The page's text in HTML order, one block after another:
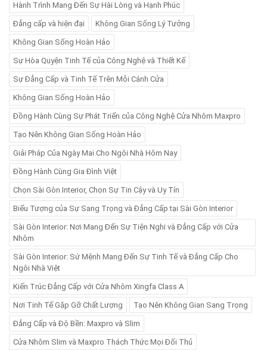
Hành Trình Mang Đến Sự Hài Lòng và Hạnh Phúc
Đẳng cấp và hiện đại Không Gian Sống Lý Tưởng
Không Gian Sống Hoàn Hảo
Sự Hòa Quyện Tinh Tế của Công Nghệ và Thiết Kế
Sự Đẳng Cấp và Tinh Tế Trên Mỗi Cánh Cửa
Không Gian Sống Hoàn Hảo
Đồng Hành Cùng Sự Phát Triển của Công Nghệ Cửa Nhôm Maxpro
Tạo Nên Không Gian Sống Hoàn Hảo
Giải Pháp Của Ngày Mai Cho Ngôi Nhà Hôm Nay
Đồng Hành Cùng Gia Đình Việt
Chọn Sài Gòn Interior, Chọn Sự Tin Cậy và Uy Tín
Biểu Tượng của Sự Sang Trọng và Đẳng Cấp tại Sài Gòn Interior
Sài Gòn Interior: Nơi Mang Đến Sự Tiện Nghi và Đẳng Cấp với Cửa
Nhôm
Sài Gòn Interior: Sứ Mệnh Mang Đến Sự Tinh Tế và Đẳng Cấp Cho
Ngôi Nhà Việt
Kiến Trúc Đẳng Cấp với Cửa Nhôm Xingfa Class A
Nơi Tinh Tế Gặp Gỡ Chất Lượng Tạo Nên Không Gian Sang Trọng
Đẳng Cấp và Độ Bền: Maxpro và Slim
Cửa Nhôm Slim và Maxpro Thách Thức Mọi Đối Thủ